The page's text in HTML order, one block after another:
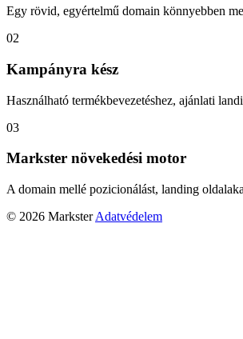
Egy rövid, egyértelmű domain könnyebben
02
Kampányra kész
Használható termékbevezetéshez, ajánlati
03
Markster növekedési motor
A domain mellé pozicionálást, landing
© 2026 Markster Adatvédelem